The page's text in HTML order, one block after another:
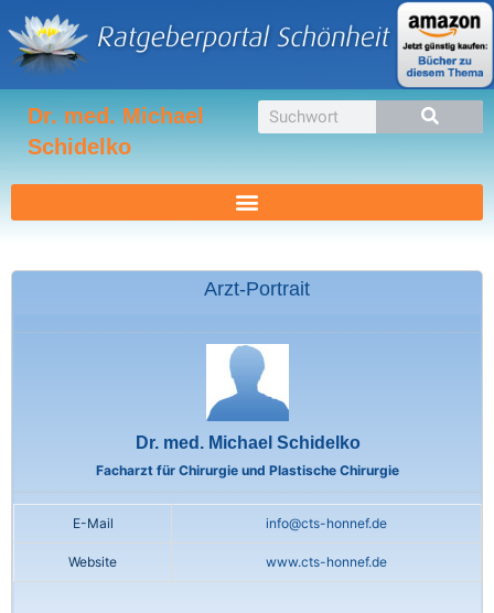
Inhalt
springen
Dr. med. Michael
Schidelko
Suche
Arzt-Portrait
Dr. med. Michael Schidelko
Facharzt für Chirurgie und Plastische Chirurgie
E-Mail info@cts-honnef.de
Website www.cts-honnef.de